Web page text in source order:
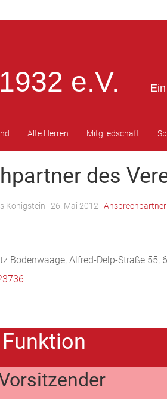
e.V.
Alte Herren Mitgliedschaft
des
Königstein | 26. Mai 2012 |
Bodenwaage, Alfred-Delp-Straße 55,
Funktion